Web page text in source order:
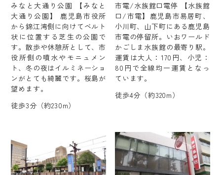
みなと大通り公園 【みなと
大通り公園】 鹿児島市役所
から錦江湾側に向けてベルト
状に位置する芝生の公園で
す。散歩や休憩所として、市
役所側の噴水やモニュメン
ト、冬の夜はイルミネーショ
ンがとても綺麗です。桜島が
望めます。
徒歩3分（約230m）
市電/水族館口電停 【水族館
口/市電】鹿児島市易居町、
小川町、山下町にある鹿児島
市電の停留所。いおワールド
かごしま水族館の最寄り駅。
運賃は大人：170円、小児：
80円で全線均一運賃となっ
ています。
徒歩4分（約320m）